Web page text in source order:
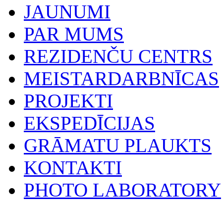
JAUNUMI
PAR MUMS
REZIDENČU CENTRS
MEISTARDARBNĪCAS
PROJEKTI
EKSPEDĪCIJAS
GRĀMATU PLAUKTS
KONTAKTI
PHOTO LABORATORY